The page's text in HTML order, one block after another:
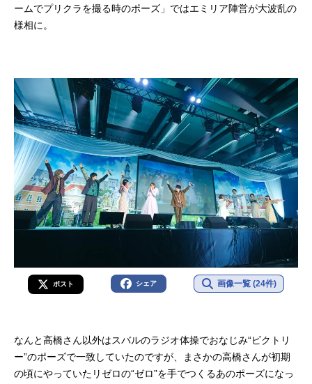
ームでプリクラを撮る時のポーズ」ではエミリア陣営が大波乱の
様相に。
ポスト シェア 画像一覧 (24件)
なんと高橋さん以外はスバルのラジオ体操でおなじみ“ビクトリ
ー”のポーズで一致していたのですが、まさかの高橋さんが初期
の頃にやっていたリゼロの“ゼロ”を手でつくるあのポーズになっ